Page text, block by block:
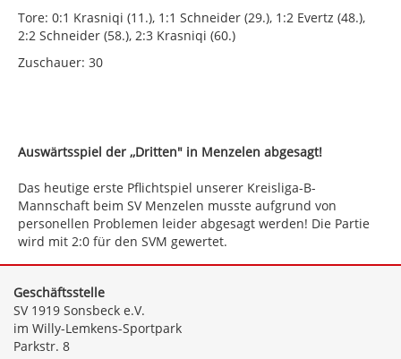
Tore: 0:1 Krasniqi (11.), 1:1 Schneider (29.), 1:2 Evertz (48.),
2:2 Schneider (58.), 2:3 Krasniqi (60.)
Zuschauer: 30
Auswärtsspiel der ,,Dritten" in Menzelen abgesagt!
Das heutige erste Pflichtspiel unserer Kreisliga-B-
Mannschaft beim SV Menzelen musste aufgrund von
personellen Problemen leider abgesagt werden! Die Partie
wird mit 2:0 für den SVM gewertet.
Geschäftsstelle
SV 1919 Sonsbeck e.V.
im Willy-Lemkens-Sportpark
Parkstr. 8